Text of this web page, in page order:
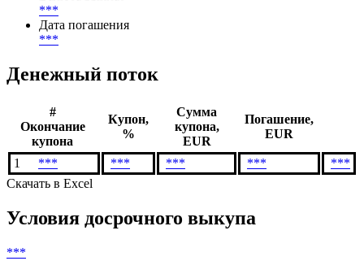
Начало начисления купонов
***
Дата погашения
Денежный поток
#
Окончание
Купон,
Сумма
Погашение,
1 *** *** *** ***